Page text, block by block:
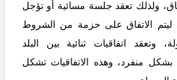
ولذلك تعقد جلسة مسائية أو تؤجل
ليتم الاتفاق على حزمة من الشروط
وتعقد اتفاقيات ثنائية بين البلد
بشكل منفرد، وهذه الاتفاقيات تشكل